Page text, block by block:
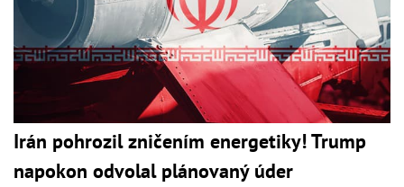
Irán pohrozil zničením energetiky! Trump
napokon odvolal plánovaný úder